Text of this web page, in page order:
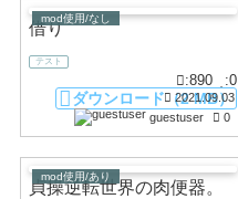
mod使用/なし
借り
テスト
:890 :0
2021.09.03
guestuser
0
ダウンロード（2 MB）
mod使用/あり
貞操逆転世界の肉便器。